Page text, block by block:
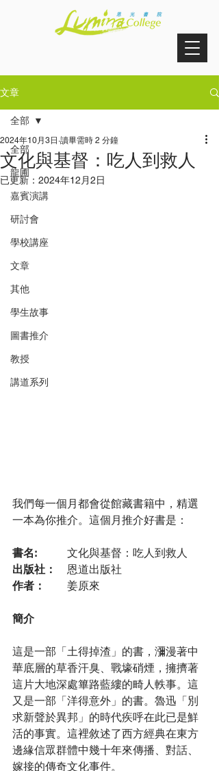
文章
全部
龍圃
嘉賓演講
研討會
學校講座
文章
其他
學生故事
圖書推介
教授
講道系列
全部
文化與基督：吃人到救人
2024年10月3日 讀畢需時 2 分鐘
已更新： 2024年12月2日
我們每一個月都會從館藏書籍中，精選
一本為你推介。這個月推介好書是：
書名:
	文化與基督：吃人到救人
出版社：
	恩道出版社
作者：
	姜原來
簡介
這是一部「土得掉渣」的書，瀰漫著中
華底層的草香汗臭、戰壕硝煙，擁擠著
這片大地深處篳路藍縷的畸人軼事。這
又是一部「洋得意外」的書。魯迅「別
求新聲於異邦」的時代疾呼在此已是鮮
活的事實。這裡敘述了西方經典在東方
邊緣信眾群體中幾十年來傳播、對話、
嫁接的傳奇文化事件。